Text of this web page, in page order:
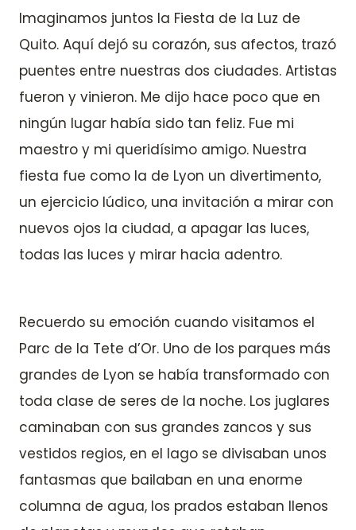
Imaginamos juntos la Fiesta de la Luz de
Quito. Aquí dejó su corazón, sus afectos, trazó
puentes entre nuestras dos ciudades. Artistas
fueron y vinieron. Me dijo hace poco que en
ningún lugar había sido tan feliz. Fue mi
maestro y mi queridísimo amigo. Nuestra
fiesta fue como la de Lyon un divertimento,
un ejercicio lúdico, una invitación a mirar con
nuevos ojos la ciudad, a apagar las luces,
todas las luces y mirar hacia adentro.
Recuerdo su emoción cuando visitamos el
Parc de la Tete d’Or. Uno de los parques más
grandes de Lyon se había transformado con
toda clase de seres de la noche. Los juglares
caminaban con sus grandes zancos y sus
vestidos regios, en el lago se divisaban unos
fantasmas que bailaban en una enorme
columna de agua, los prados estaban llenos